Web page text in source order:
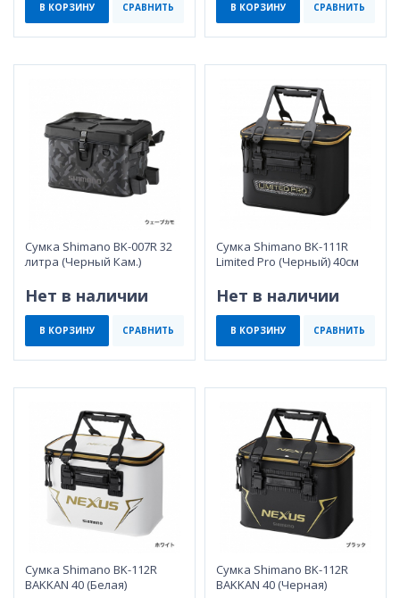
В КОРЗИНУ СРАВНИТЬ В КОРЗИНУ СРАВНИТЬ
Сумка Shimano BK-007R 32
литра (Черный Кам.)
Нет в наличии
В КОРЗИНУ СРАВНИТЬ
Сумка Shimano BK-111R
Limited Pro (Черный) 40см
Нет в наличии
В КОРЗИНУ СРАВНИТЬ
Сумка Shimano BK-112R
BAKKAN 40 (Белая)
Сумка Shimano BK-112R
BAKKAN 40 (Черная)